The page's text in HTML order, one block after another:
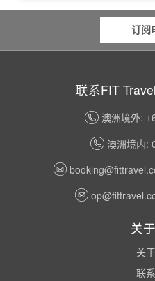
订阅
联系FIT
澳洲境外:
澳洲境内:
关
关
联